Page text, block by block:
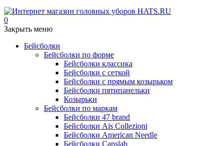
0
Закрыть меню
Бейсболки
Бейсболки по форме
Бейсболки классика
Бейсболки с сеткой
Бейсболки с прямым козырьком
Бейсболки пятипанельки
Козырьки
Бейсболки по маркам
Бейсболки 47 brand
Бейсболки Ais Collezioni
Бейсболки American Needle
Бейсболки Capslab